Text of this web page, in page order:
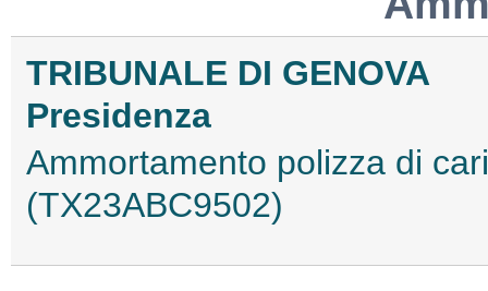
TRIBUNALE DI GENOVA
Presidenza
Ammortamento polizza di
(TX23ABC9502)